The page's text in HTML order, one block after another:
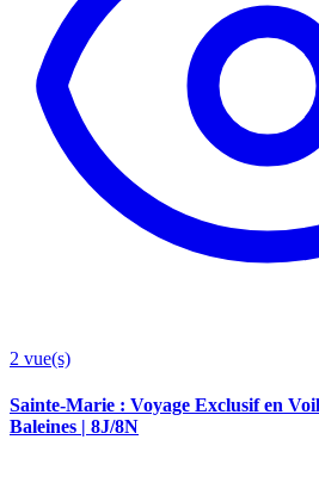
2 vue(s)
Sainte-Marie : Voyage Exclusif en
Baleines | 8J/8N